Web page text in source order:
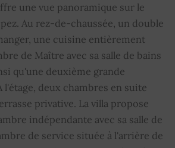
1
OUI
OUI
une vue panoramique sur le
Au rez-de-chaussée, un double
une cuisine entièrement
de Maître avec sa salle de bains
qu'une deuxième grande
l'étage, deux chambres en suite
privative. La villa propose
indépendante avec sa salle de
de service située à l'arrière de